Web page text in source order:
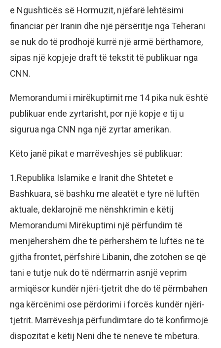
e Ngushticës së Hormuzit, njëfarë lehtësimi
financiar për Iranin dhe një përsëritje nga Teherani
se nuk do të prodhojë kurrë një armë bërthamore,
sipas një kopjeje draft të tekstit të publikuar nga
CNN.
Memorandumi i mirëkuptimit me 14 pika nuk është
publikuar ende zyrtarisht, por një kopje e tij u
sigurua nga CNN nga një zyrtar amerikan.
Këto janë pikat e marrëveshjes së publikuar:
1.Republika Islamike e Iranit dhe Shtetet e
Bashkuara, së bashku me aleatët e tyre në luftën
aktuale, deklarojnë me nënshkrimin e këtij
Memorandumi Mirëkuptimi një përfundim të
menjëhershëm dhe të përhershëm të luftës në të
gjitha frontet, përfshirë Libanin, dhe zotohen se që
tani e tutje nuk do të ndërmarrin asnjë veprim
armiqësor kundër njëri-tjetrit dhe do të përmbahen
nga kërcënimi ose përdorimi i forcës kundër njëri-
tjetrit. Marrëveshja përfundimtare do të konfirmojë
dispozitat e këtij Neni dhe të neneve të mbetura.